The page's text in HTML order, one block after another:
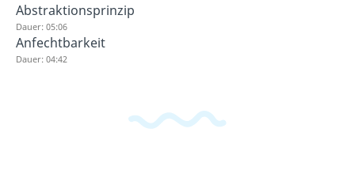
Abstraktionsprinzip
Dauer: 05:06
Anfechtbarkeit
Dauer: 04:42